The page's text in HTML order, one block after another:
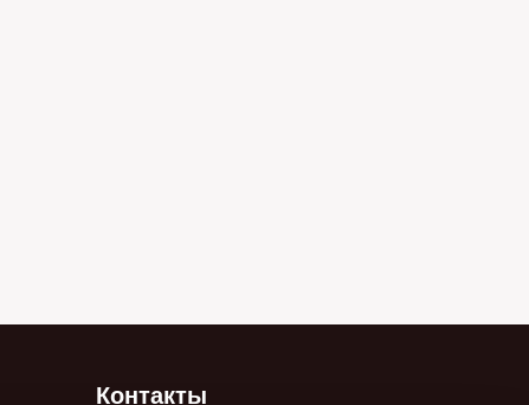
Контакты